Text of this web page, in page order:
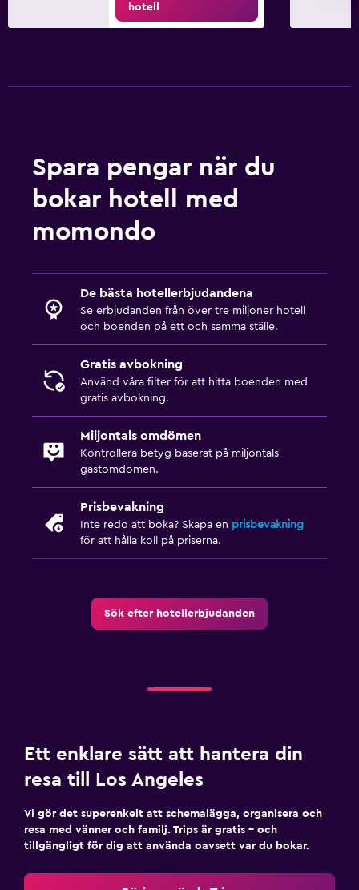
hotell
Spara pengar när du
bokar hotell med
momondo
De bästa hotellerbjudandena
Se erbjudanden från över tre miljoner hotell
och boenden på ett och samma ställe.
Gratis avbokning
Använd våra filter för att hitta boenden med
gratis avbokning.
Miljontals omdömen
Kontrollera betyg baserat på miljontals
gästomdömen.
Prisbevakning
Inte redo att boka? Skapa en prisbevakning
för att hålla koll på priserna.
Sök efter hotellerbjudanden
Ett enklare sätt att hantera din
resa till Los Angeles
Vi gör det superenkelt att schemalägga, organisera och
resa med vänner och familj. Trips är gratis – och
tillgängligt för dig att använda oavsett var du bokar.